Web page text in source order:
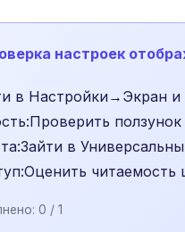
настроек
в Настройки→Экран и
в
читаемость
0 / 1